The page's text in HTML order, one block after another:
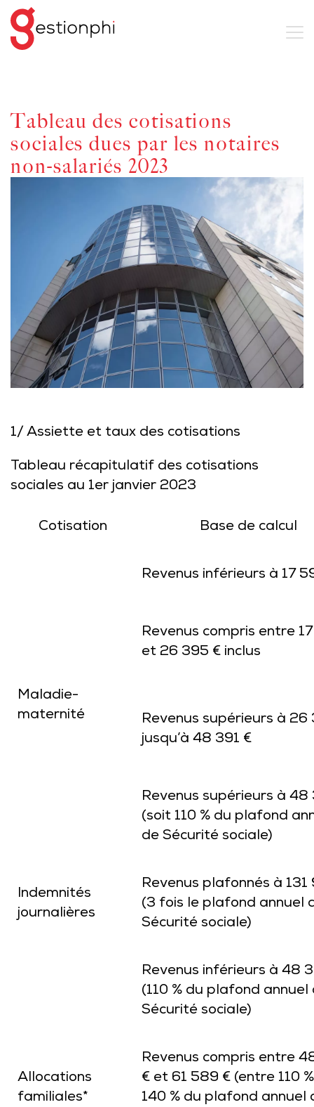
Tableau des cotisations
sociales dues par les notaires
non-salariés 2023
1/ Assiette et taux des cotisations
Tableau récapitulatif des cotisations
sociales au 1er janvier 2023
Cotisation Base de calcul
Maladie-
maternité
Revenus inférieurs à 17
Revenus compris entre
et 26 395 € inclus
Revenus supérieurs à 26
jusqu’à 48 391 €
Revenus supérieurs à 48
(soit 110 % du plafond
de Sécurité sociale)
Indemnités
journalières
Revenus plafonnés à 131
(3 fois le plafond annuel
Sécurité sociale)
Allocations
familiales*
Revenus inférieurs à 48
(110 % du plafond annuel
Sécurité sociale)
Revenus compris entre
€ et 61 589 € (entre 110
140 % du plafond annuel